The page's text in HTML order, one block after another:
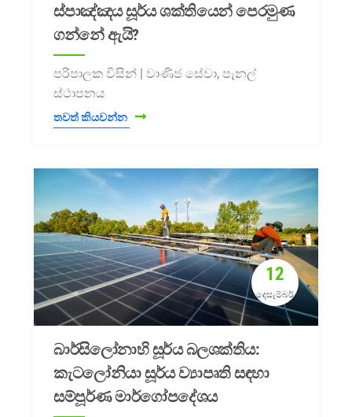
ස්පාඤ්ඤය සූර්ය ශක්තියෙන් පෙරමුණ
ගන්නේ ඇයි?
පරිපාලක විසින් | වාණිජ සේවා, පැනල්
ස්ථාපනය
තවත් කියවන්න
12
දෙසැම්බර්
බාර්සිලෝනාහි සූර්ය බලශක්තිය:
කැටලෝනියා සූර්ය ව්‍යාපෘති සඳහා
සම්පූර්ණ මාර්ගෝපදේශය